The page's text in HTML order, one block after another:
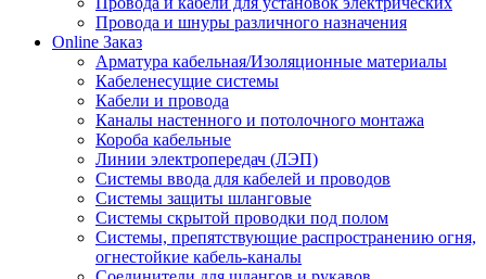
Провода и шнуры различного назначения
Online Заказ
Арматура кабельная/Изоляционные материалы
Кабеленесущие системы
Кабели и провода
Каналы настенного и потолочного монтажа
Короба кабельные
Линии электропередач (ЛЭП)
Системы ввода для кабелей и проводов
Системы защиты шланговые
Системы скрытой проводки под полом
Системы, препятствующие распространению огня,
огнестойкие кабель-каналы